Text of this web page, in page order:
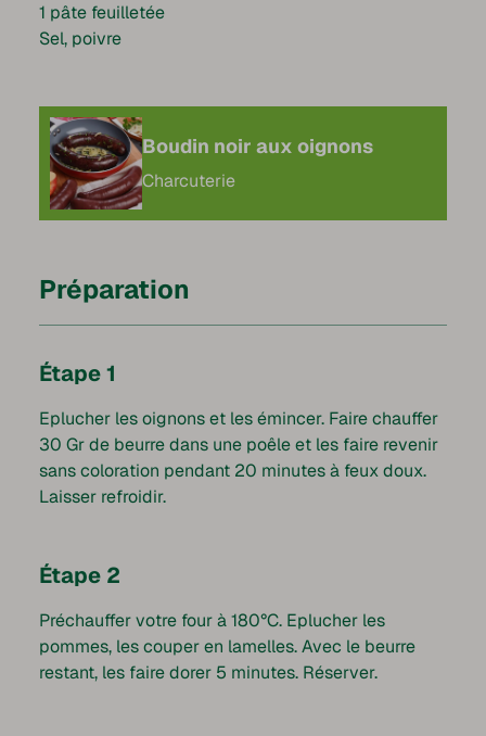
1 pâte feuilletée
Sel, poivre
Boudin noir aux oignons
Charcuterie
Préparation
Étape 1
Eplucher les oignons et les émincer. Faire chauffer
30 Gr de beurre dans une poêle et les faire revenir
sans coloration pendant 20 minutes à feux doux.
Laisser refroidir.
Étape 2
Préchauffer votre four à 180°C. Eplucher les
pommes, les couper en lamelles. Avec le beurre
restant, les faire dorer 5 minutes. Réserver.